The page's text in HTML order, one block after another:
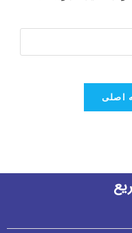
اصلی